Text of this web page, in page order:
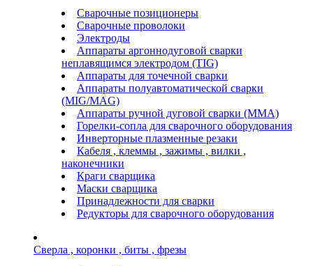
Сварочные позиционеры
Сварочные проволоки
Электроды
Аппараты аргоннодуговой сварки
неплавящимся электродом (TIG)
Аппараты для точечной сварки
Аппараты полуавтоматической сварки
(MIG/MAG)
Аппараты ручной дуговой сварки (ММА)
Горелки-сопла для сварочного оборудования
Инверторные плазменные резаки
Кабеля , клеммы , зажимы , вилки ,
наконечники
Краги сварщика
Маски сварщика
Принадлежности для сварки
Редукторы для сварочного оборудования
Сверла , коронки , биты , фрезы